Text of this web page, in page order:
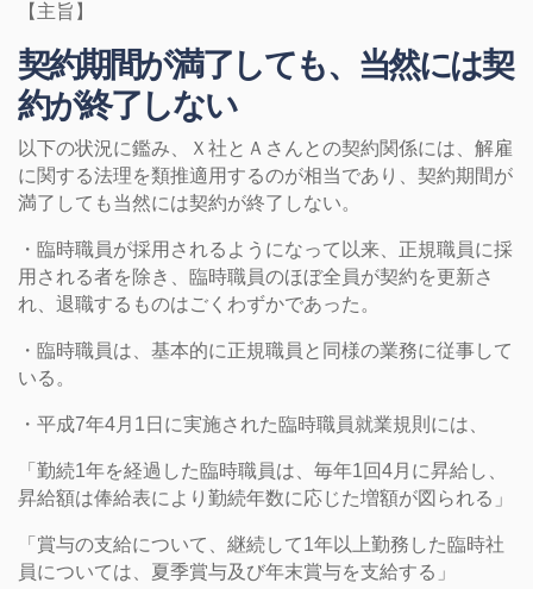
【主旨】
契約期間が満了しても、当然には契
約が終了しない
以下の状況に鑑み、Ｘ社とＡさんとの契約関係には、解雇
に関する法理を類推適用するのが相当であり、契約期間が
満了しても当然には契約が終了しない。
・臨時職員が採用されるようになって以来、正規職員に採
用される者を除き、臨時職員のほぼ全員が契約を更新さ
れ、退職するものはごくわずかであった。
・臨時職員は、基本的に正規職員と同様の業務に従事して
いる。
・平成7年4月1日に実施された臨時職員就業規則には、
「勤続1年を経過した臨時職員は、毎年1回4月に昇給し、
昇給額は俸給表により勤続年数に応じた増額が図られる」
「賞与の支給について、継続して1年以上勤務した臨時社
員については、夏季賞与及び年末賞与を支給する」